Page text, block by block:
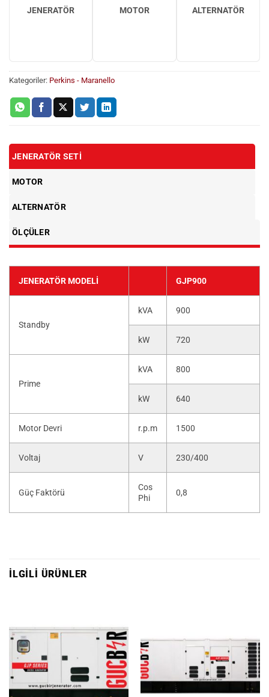
JENERATÖR MOTOR ALTERNATÖR
Kategoriler: Perkins - Maranello
JENERATÖR SETI
MOTOR
ALTERNATÖR
ÖLÇÜLER
JENERATÖR MODELI GJP900
Standby
kVA 900
kW 720
Prime
kVA 800
kW 640
Motor Devri r.p.m 1500
Voltaj V 230/400
Güç Faktörü
Cos
Phi
0,8
İLGILI ÜRÜNLER